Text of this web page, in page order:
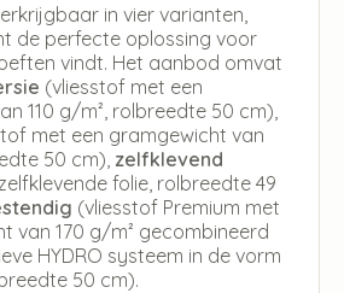
in vier varianten,
de perfecte oplossing voor
vindt. Het aanbod omvat
(vliesstof met een
110 g/m², rolbreedte 50 cm),
met een gramgewicht van
50 cm), zelfklevend
folie, rolbreedte 49
(vliesstof Premium met
van 170 g/m² gecombineerd
HYDRO systeem in de vorm
50 cm).